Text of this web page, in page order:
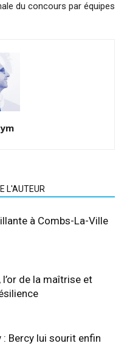
du concours par équipes
L'AUTEUR
à Combs-La-Ville
l’or de la maîtrise et
: Bercy lui sourit enfin